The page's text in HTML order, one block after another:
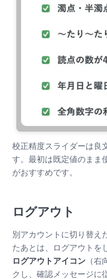
校正精度スライダーは良
す。最初は既定値のまま
がおすすめです。
ログアウト
別アカウントに切り替え
たあとは、ログアウトを
ログアウトアイコン （
クし、確認メッセージに